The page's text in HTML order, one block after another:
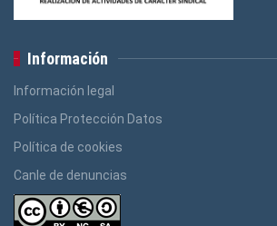
Información
Información legal
Política Protección Datos
Política de cookies
Canle de denuncias